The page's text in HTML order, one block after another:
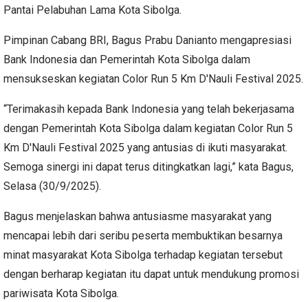
Pantai Pelabuhan Lama Kota Sibolga.
Pimpinan Cabang BRI, Bagus Prabu Danianto mengapresiasi
Bank Indonesia dan Pemerintah Kota Sibolga dalam
mensukseskan kegiatan Color Run 5 Km D'Nauli Festival 2025.
“Terimakasih kepada Bank Indonesia yang telah bekerjasama
dengan Pemerintah Kota Sibolga dalam kegiatan Color Run 5
Km D'Nauli Festival 2025 yang antusias di ikuti masyarakat.
Semoga sinergi ini dapat terus ditingkatkan lagi,” kata Bagus,
Selasa (30/9/2025).
Bagus menjelaskan bahwa antusiasme masyarakat yang
mencapai lebih dari seribu peserta membuktikan besarnya
minat masyarakat Kota Sibolga terhadap kegiatan tersebut
dengan berharap kegiatan itu dapat untuk mendukung promosi
pariwisata Kota Sibolga.